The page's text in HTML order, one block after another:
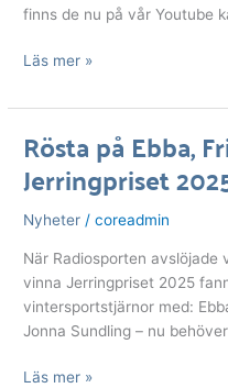
finns de nu på vår Youtube
Läs mer »
Rösta på Ebba,
Jerringpriset
Nyheter /coreadmin
När Radiosporten avslöjade
vinna Jerringpriset 2025
vintersportstjärnor med:
Jonna Sundling – nu
Rösta
Ebba,
Frida
Jonna
i
Jerringpriset
2025
Läs mer »